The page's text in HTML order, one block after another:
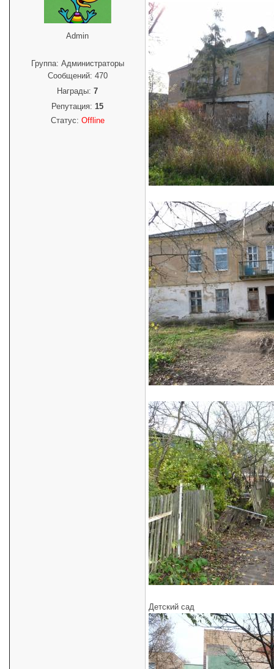
Admin
Группа: Администраторы
Сообщений: 470
Награды: 7
Репутация: 15
Статус: Offline
Детский сад